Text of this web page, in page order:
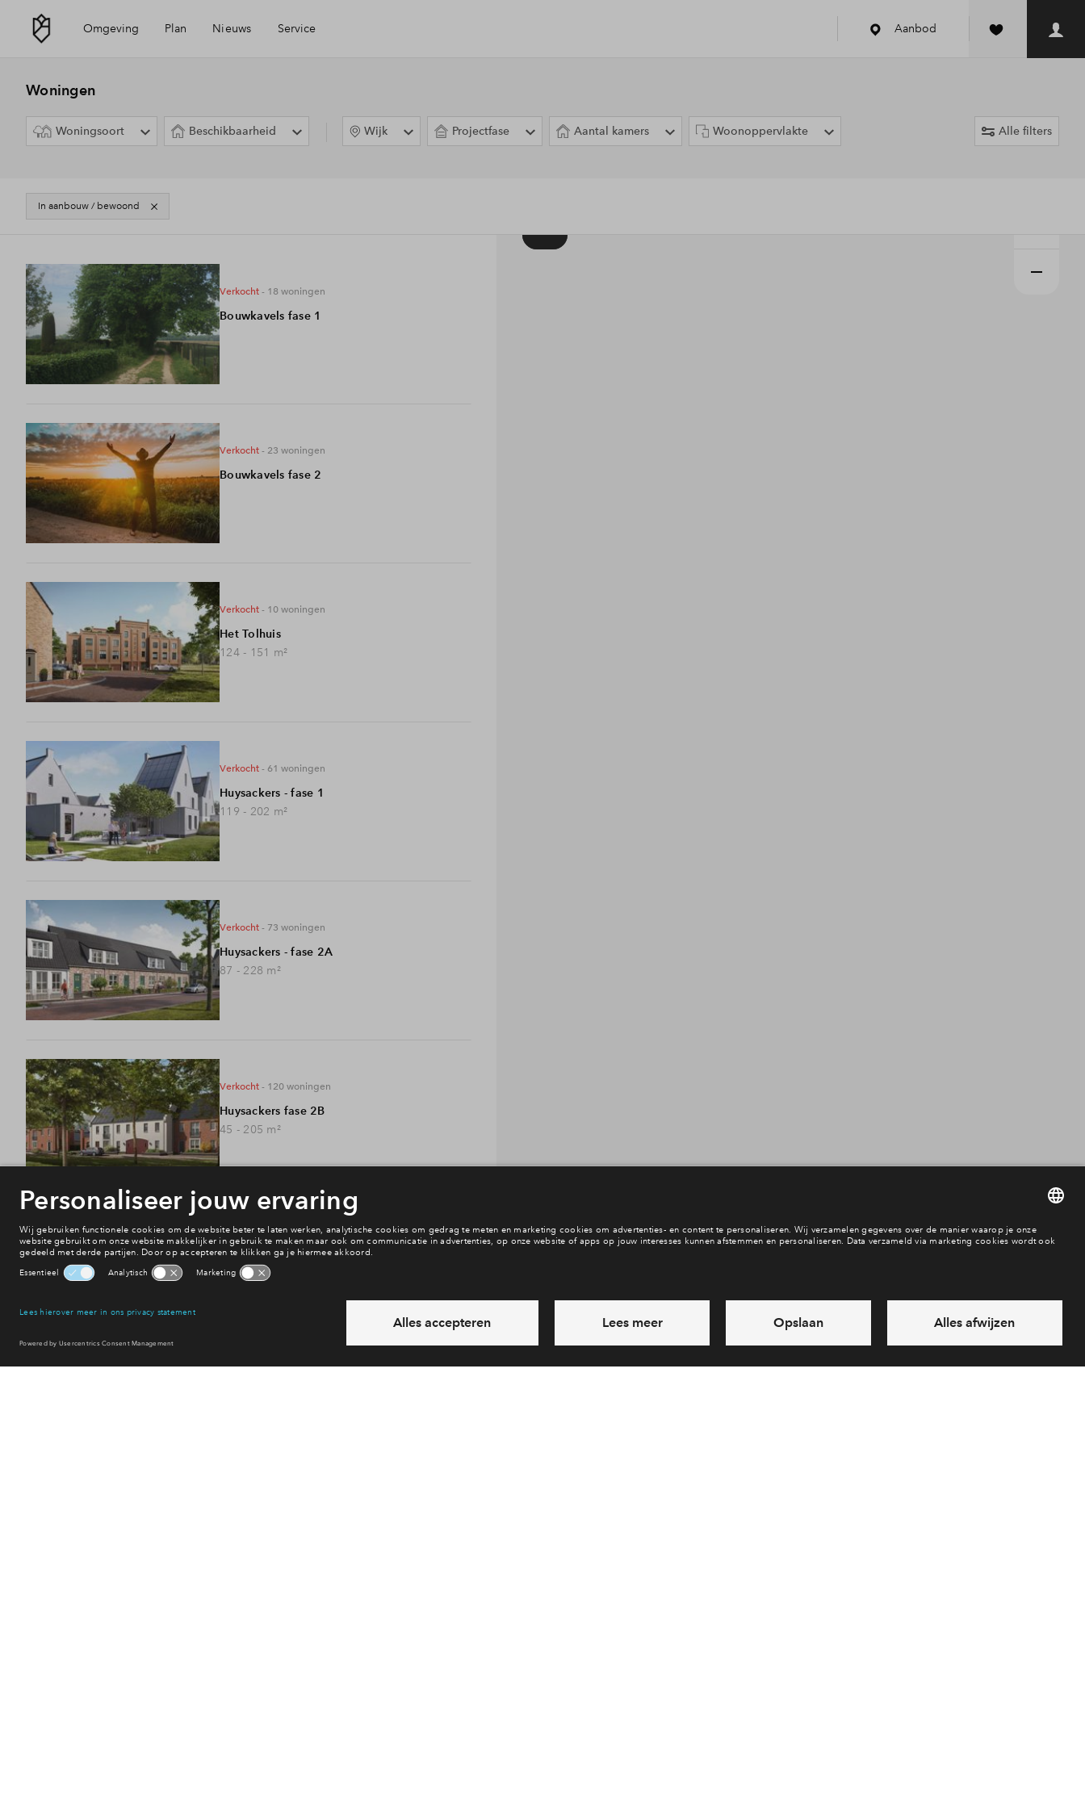
Omgeving
Ligging
Bereikbaarheid
Voorzieningen
Plan
Aanbod
Planning
Nieuws Service
Financiële check
Woning kopen
Aanbod
Woningen
Woningsoort Beschikbaarheid Wijk Projectfase Aantal kamers Woonoppervlakte Alle filters
In aanbouw / bewoond
6Projecten
verkocht - 18 woningen
Bouwkavels fase 1
verkocht - 23 woningen
Bouwkavels fase 2
verkocht - 10 woningen
Het Tolhuis
124 - 151 m²
verkocht - 61 woningen
Huysackers - fase 1
119 - 202 m²
verkocht - 73 woningen
Huysackers - fase 2A
87 - 228 m²
verkocht - 120 woningen
Huysackers fase 2B
45 - 205 m²